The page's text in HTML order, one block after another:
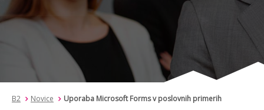
B2 Novice Uporaba Microsoft Forms v poslovnih primerih